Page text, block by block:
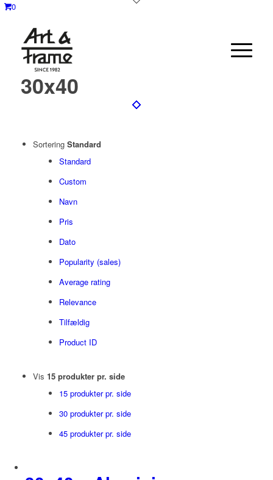
0
30x40
Sortering Standard
Standard
Custom
Navn
Pris
Dato
Popularity (sales)
Average rating
Relevance
Tilfældig
Product ID
Vis 15 produkter pr. side
15 produkter pr. side
30 produkter pr. side
45 produkter pr. side